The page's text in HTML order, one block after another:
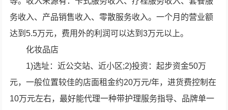
务收入、产品销售收入、零散服务收入。一个月的营业额
达到5.5万元，费用外的利润可以达到3万元以上。
化妆品店
1)选址：近公交站、近小区;2)投资：起步资金50万
元，一般位置较佳的店面租金约20万元/年，进货费控制在
10万元左右，最好能代理一种带护理服务指导、品牌单一